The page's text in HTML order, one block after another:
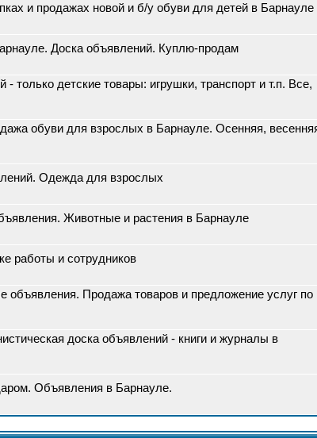
и продажах новой и б/у обуви для детей в Барнауле
Доска объявлений. Куплю-продам
- только детские товары: игрушки, транспорт и т.п. Все,
обуви для взрослых в Барнауле. Осенняя,
Одежда для взрослых
Животные и растения в Барнауле
работы и сотрудников
объявления. Продажа товаров и предложение услуг по
доска объявлений - книги и журналы в
Объявления в Барнауле.